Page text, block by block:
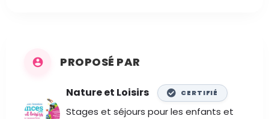
PROPOSÉ PAR
Nature et Loisirs CERTIFIÉ
Stages et séjours pour les enfants et